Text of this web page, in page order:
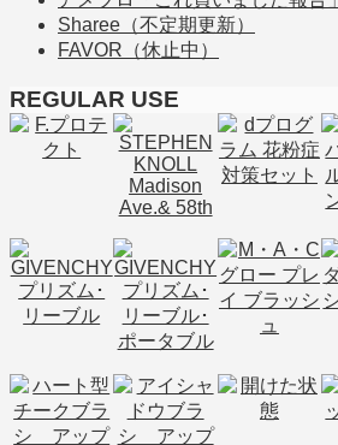
Sharee（不定期更新）
FAVOR（休止中）
REGULAR USE